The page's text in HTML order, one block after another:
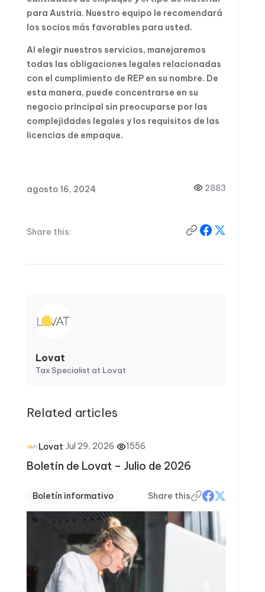
para Austria. Nuestro equipo le recomendará
los socios más favorables para usted.
Al elegir nuestros servicios, manejaremos
todas las obligaciones legales relacionadas
con el cumplimiento de REP en su nombre. De
esta manera, puede concentrarse en su
negocio principal sin preocuparse por las
complejidades legales y los requisitos de las
licencias de empaque.
agosto 16, 2024 2883
Share this:
Lovat
Tax Specialist at Lovat
Related articles
Lovat·Jul 29, 2026· 1556
Boletín de Lovat – Julio de 2026
Boletín informativo Share this